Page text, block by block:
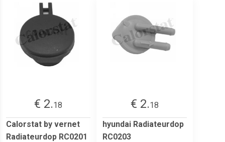
€ 2.18
Calorstat by vernet
Radiateurdop RC0201
€ 2.18
hyundai Radiateurdop
RC0203